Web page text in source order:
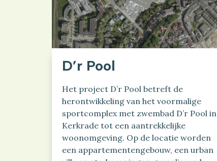
D’r Pool
Het project D’r Pool betreft de
herontwikkeling van het voormalige
sportcomplex met zwembad D’r Pool in
Kerkrade tot een aantrekkelijke
woonomgeving. Op de locatie worden
een appartementengebouw, een urban